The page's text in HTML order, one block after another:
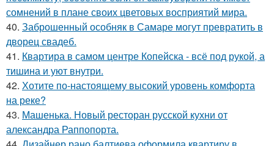
сомнений в плане своих цветовых восприятий мира.
40. Заброшенный особняк в Самаре могут превратить в
дворец свадеб.
41. Квартира в самом центре Копейска - всё под рукой, а
тишина и уют внутри.
42. Хотите по-настоящему высокий уровень комфорта
на реке?
43. Машенька. Новый ресторан русской кухни от
александра Раппопорта.